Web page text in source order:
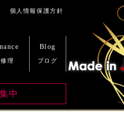
Blog